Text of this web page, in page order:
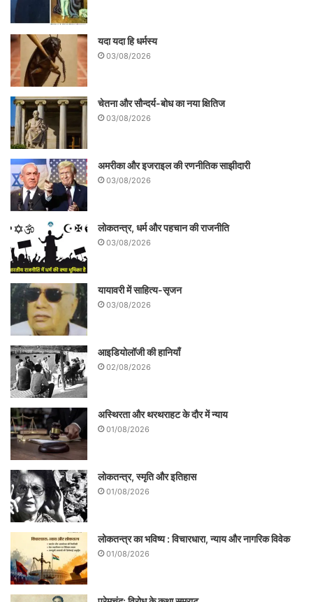
यदा यदा हि धर्मस्य
03/08/2026
चेतना और सौन्दर्य-बोध का नया क्षितिज
03/08/2026
अमरीका और इजराइल की रणनीतिक साझीदारी
03/08/2026
लोकतन्त्र, धर्म और पहचान की राजनीति
03/08/2026
यायावरी में साहित्य-सृजन
03/08/2026
आइडियोलॉजी की हानियाँ
02/08/2026
अस्थिरता और थरथराहट के दौर में न्याय
01/08/2026
लोकतन्त्र, स्मृति और इतिहास
01/08/2026
लोकतन्त्र का भविष्य : विचारधारा, न्याय और नागरिक विवेक
01/08/2026